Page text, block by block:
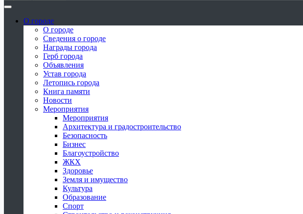
О городе
О городе
Сведения о городе
Награды города
Герб города
Объявления
Устав города
Летопись города
Книга памяти
Новости
Мероприятия
Мероприятия
Архитектура и градостроительство
Безопасность
Бизнес
Благоустройство
ЖКХ
Здоровье
Земля и имущество
Культура
Образование
Спорт